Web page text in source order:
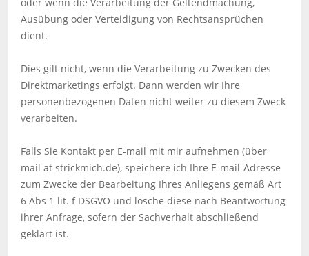
Ausübung oder Verteidigung von Rechtsansprüchen
dient.
Dies gilt nicht, wenn die Verarbeitung zu Zwecken des
Direktmarketings erfolgt. Dann werden wir Ihre
personenbezogenen Daten nicht weiter zu diesem Zweck
verarbeiten.
Falls Sie Kontakt per E-mail mit mir aufnehmen (über
mail at strickmich.de), speichere ich Ihre E-mail-Adresse
zum Zwecke der Bearbeitung Ihres Anliegens gemäß Art
6 Abs 1 lit. f DSGVO und lösche diese nach Beantwortung
ihrer Anfrage, sofern der Sachverhalt abschließend
geklärt ist.